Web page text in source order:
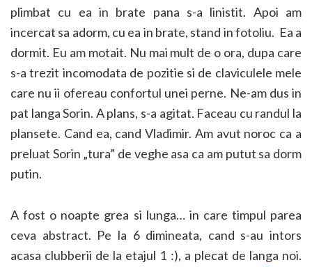
plimbat cu ea in brate pana s-a linistit. Apoi am
incercat sa adorm, cu ea in brate, stand in fotoliu. Ea a
dormit. Eu am motait. Nu mai mult de o ora, dupa care
s-a trezit incomodata de pozitie si de claviculele mele
care nu ii ofereau confortul unei perne. Ne-am dus in
pat langa Sorin. A plans, s-a agitat. Faceau cu randul la
plansete. Cand ea, cand Vladimir. Am avut noroc ca a
preluat Sorin „tura” de veghe asa ca am putut sa dorm
putin.
A fost o noapte grea si lunga… in care timpul parea
ceva abstract. Pe la 6 dimineata, cand s-au intors
acasa clubberii de la etajul 1 :), a plecat de langa noi.